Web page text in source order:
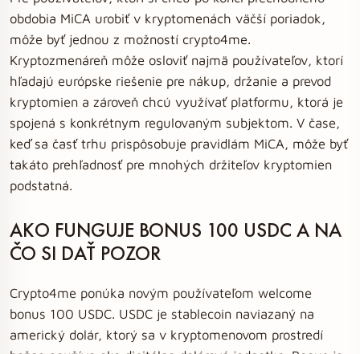
obdobia MiCA urobiť v kryptomenách väčší poriadok,
môže byť jednou z možností crypto4me.
Kryptozmenáreň môže osloviť najmä používateľov, ktorí
hľadajú európske riešenie pre nákup, držanie a prevod
kryptomien a zároveň chcú využívať platformu, ktorá je
spojená s konkrétnym regulovaným subjektom. V čase,
keď sa časť trhu prispôsobuje pravidlám MiCA, môže byť
takáto prehľadnosť pre mnohých držiteľov kryptomien
podstatná.
AKO FUNGUJE BONUS 100 USDC A NA
ČO SI DAŤ POZOR
Crypto4me ponúka novým používateľom welcome
bonus 100 USDC. USDC je stablecoin naviazaný na
americký dolár, ktorý sa v kryptomenovom prostredí